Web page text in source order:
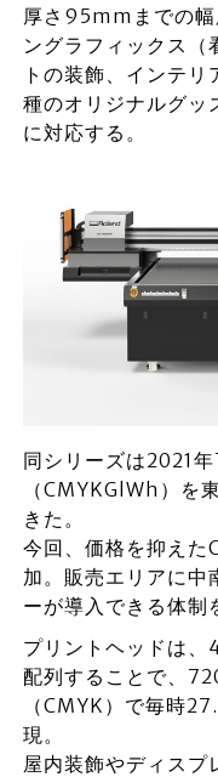
厚さ95mmまでの幅
ングラフィックス（
トの装飾、インテ
種のオリジナルグッ
に対応する。
同シリーズは2021
（CMYKGlWh）を
きた。
今回、価格を抑えた
加。販売エリアに中
ーが導入できる体制
プリントヘッドは
配列することで、
（CMYK）で毎時
現。
屋内装飾やディス